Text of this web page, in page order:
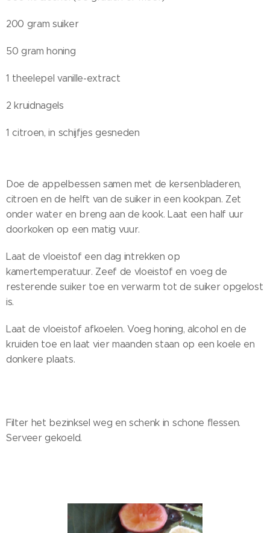
200 gram suiker
50 gram honing
1 theelepel vanille-extract
2 kruidnagels
1 citroen, in schijfjes gesneden
Doe de appelbessen samen met de kersenbladeren,
citroen en de helft van de suiker in een kookpan. Zet
onder water en breng aan de kook. Laat een half uur
doorkoken op een matig vuur.
Laat de vloeistof een dag intrekken op
kamertemperatuur. Zeef de vloeistof en voeg de
resterende suiker toe en verwarm tot de suiker opgelost
is.
Laat de vloeistof afkoelen. Voeg honing, alcohol en de
kruiden toe en laat vier maanden staan op een koele en
donkere plaats.
Filter het bezinksel weg en schenk in schone flessen.
Serveer gekoeld.